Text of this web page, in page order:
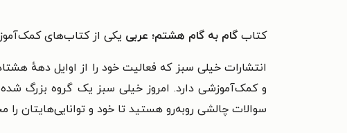
کتاب گام به گام هشتم؛ عربی یکی از کتاب‌های
انتشارات خیلی سبز که فعالیت خود را از اوایل دههٔ
و کمک‌‌آموزشی دارد. امروز خیلی سبز یک گروه بزرگ
سوالات چالشی روبه‌رو هستید تا خود و توانایی‌هایتان را